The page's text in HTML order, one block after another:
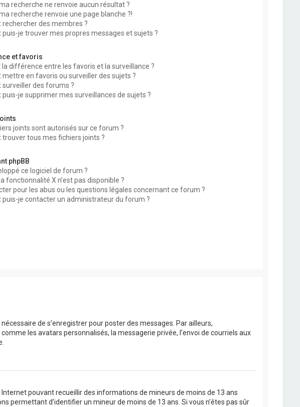
recherche ne renvoie aucun résultat ?
recherche renvoie une page blanche ?!
des membres ?
je trouver mes propres messages et sujets ?
et favoris
la différence entre les favoris et la surveillance ?
en favoris ou surveiller des sujets ?
des forums ?
je supprimer mes surveillances de sujets ?
joints sont autorisés sur ce forum ?
tous mes fichiers joints ?
phpBB
ce logiciel de forum ?
fonctionnalité X n’est pas disponible ?
pour les abus ou les questions légales concernant ce forum ?
puis-je contacter un administrateur du forum ?
de s’enregistrer pour poster des messages. Par ailleurs,
les avatars personnalisés, la messagerie privée, l’envoi de courriels aux
pouvant recueillir des informations de mineurs de moins de 13 ans
permettant d’identifier un mineur de moins de 13 ans. Si vous n’êtes pas sûr